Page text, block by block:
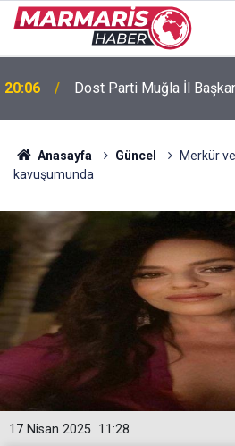
16:51
Bursaspor’da 2026-2027
açıklandı
Anasayfa Güncel
Merkür
kavuşumunda
11:28
17 Nisan 2025